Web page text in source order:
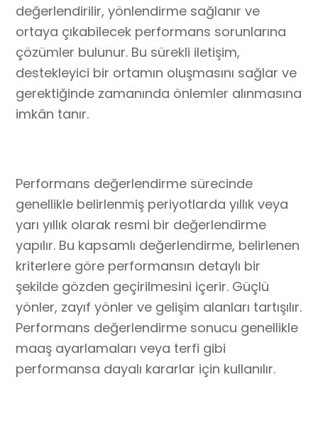
değerlendirilir, yönlendirme sağlanır ve
ortaya çıkabilecek performans sorunlarına
çözümler bulunur. Bu sürekli iletişim,
destekleyici bir ortamın oluşmasını sağlar ve
gerektiğinde zamanında önlemler alınmasına
imkân tanır.
Performans değerlendirme sürecinde
genellikle belirlenmiş periyotlarda yıllık veya
yarı yıllık olarak resmi bir değerlendirme
yapılır. Bu kapsamlı değerlendirme, belirlenen
kriterlere göre performansın detaylı bir
şekilde gözden geçirilmesini içerir. Güçlü
yönler, zayıf yönler ve gelişim alanları tartışılır.
Performans değerlendirme sonucu genellikle
maaş ayarlamaları veya terfi gibi
performansa dayalı kararlar için kullanılır.